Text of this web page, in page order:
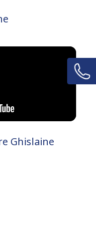
Ghislaine